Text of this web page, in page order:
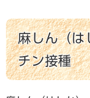
麻しん（は
チン接種